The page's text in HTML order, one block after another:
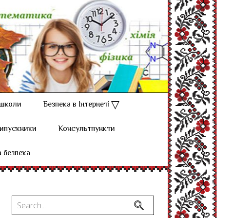
Безпека в Інтернеті
Консультпункти